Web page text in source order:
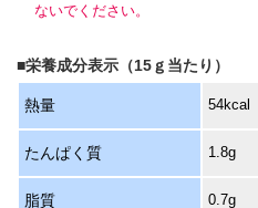
ないでください。
■栄養成分表示（15ｇ当たり）
熱量 54kcal
たんぱく質 1.8g
脂質 0.7g